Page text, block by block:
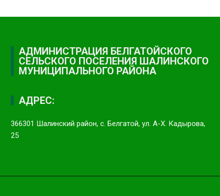
АДМИНИСТРАЦИЯ БЕЛГАТОЙСКОГО
СЕЛЬСКОГО ПОСЕЛЕНИЯ ШАЛИНСКОГО
МУНИЦИПАЛЬНОГО РАЙОНА
АДРЕС:
366301 Шалинский район, с. Белгатой, ул. А-Х. Кадырова,
25